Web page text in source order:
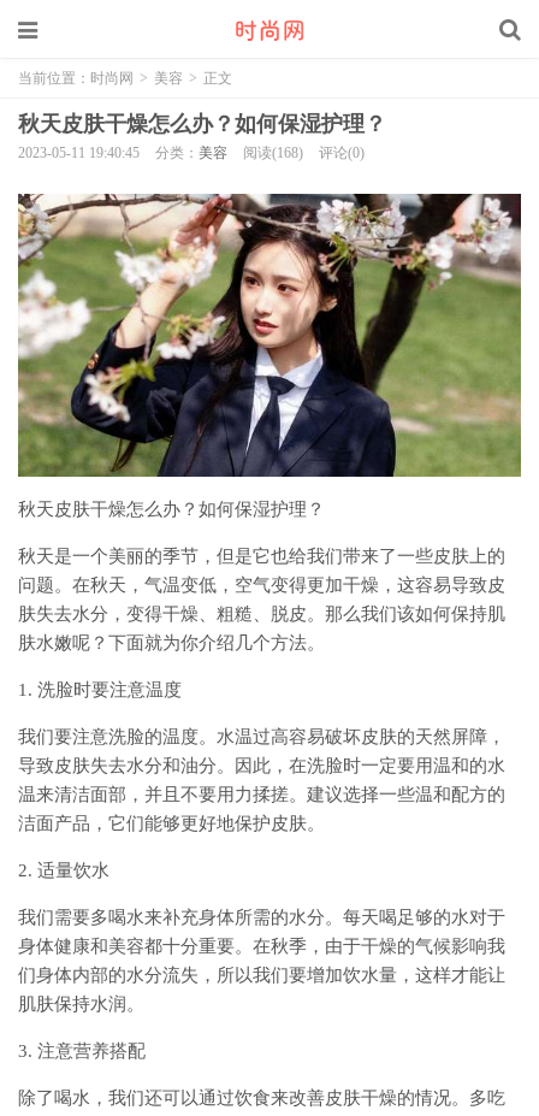
当前位置： 时尚网 > 美容 > 正文
秋天皮肤干燥怎么办？如何保湿护理？
2023-05-11 19:40:45 分类： 美容 阅读(168) 评论(0)
秋天皮肤干燥怎么办？如何保湿护理？
秋天是一个美丽的季节，但是它也给我们带来了一些皮肤上的
问题。在秋天，气温变低，空气变得更加干燥，这容易导致皮
肤失去水分，变得干燥、粗糙、脱皮。那么我们该如何保持肌
肤水嫩呢？下面就为你介绍几个方法。
1. 洗脸时要注意温度
我们要注意洗脸的温度。水温过高容易破坏皮肤的天然屏障，
导致皮肤失去水分和油分。因此，在洗脸时一定要用温和的水
温来清洁面部，并且不要用力揉搓。建议选择一些温和配方的
洁面产品，它们能够更好地保护皮肤。
2. 适量饮水
我们需要多喝水来补充身体所需的水分。每天喝足够的水对于
身体健康和美容都十分重要。在秋季，由于干燥的气候影响我
们身体内部的水分流失，所以我们要增加饮水量，这样才能让
肌肤保持水润。
3. 注意营养搭配
除了喝水，我们还可以通过饮食来改善皮肤干燥的情况。多吃